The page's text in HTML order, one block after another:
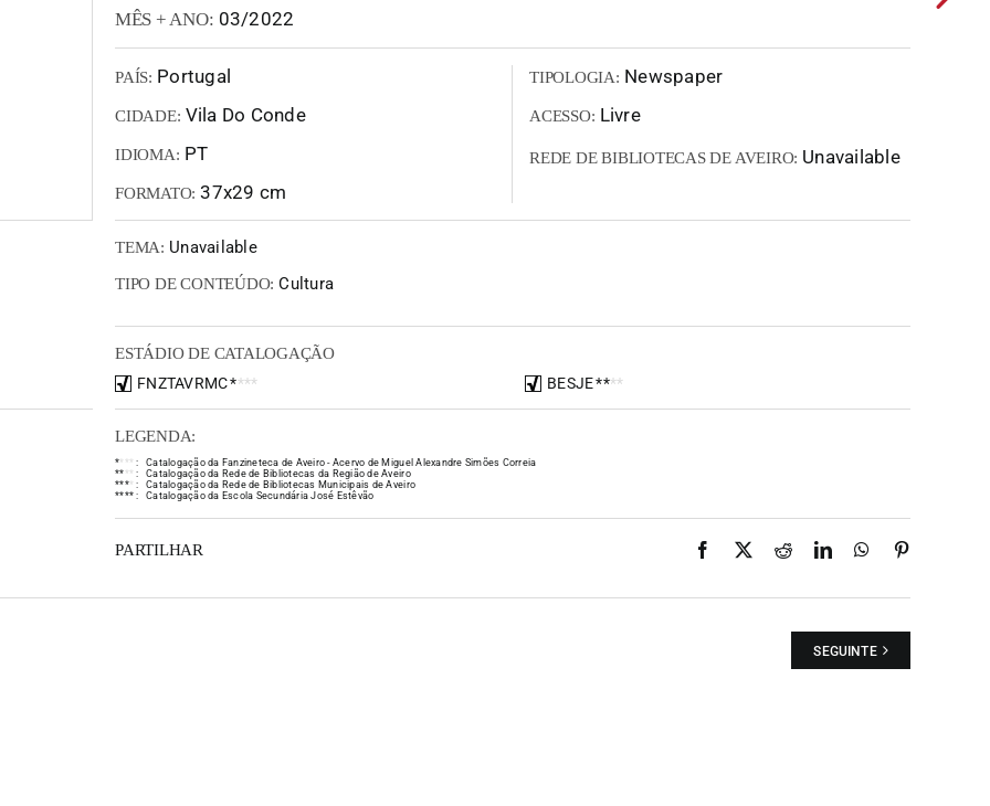
MÊS + ANO: 03/2022
PAÍS: Portugal
CIDADE: Vila Do Conde
IDIOMA: PT
FORMATO: 37x29 cm
TIPOLOGIA: Newspaper
ACESSO: Livre
REDE DE BIBLIOTECAS DE AVEIRO: Unavailable
TEMA: Unavailable
TIPO DE CONTEÚDO: Cultura
ESTÁDIO DE CATALOGAÇÃO
FNZTAVRMC**** BESJE****
LEGENDA:
** * * :
Catalogação da Fanzineteca de Aveiro - Acervo de Miguel Alexandre Simões Correia
** * * :
Catalogação da Rede de Bibliotecas da Região de Aveiro
**** :
Catalogação da Rede de Bibliotecas Municipais de Aveiro
**** : Catalogação da Escola Secundária José Estêvão
PARTILHAR Facebook
X RedditLinkedInWhatsApp
SEGUINTE